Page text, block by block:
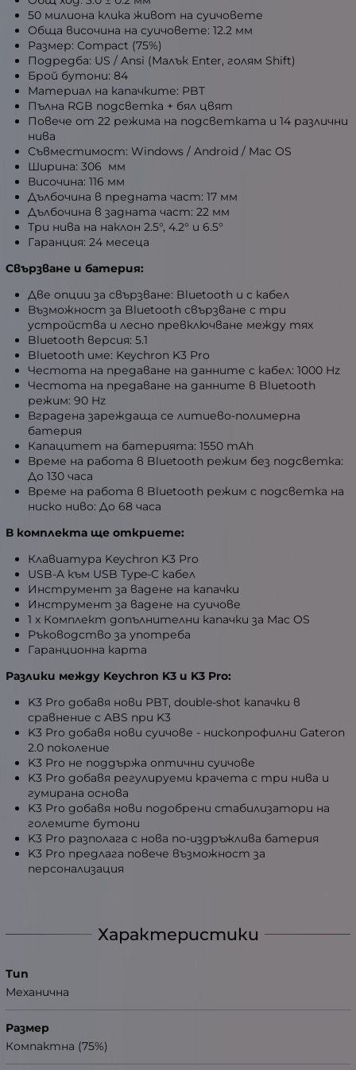
50 милиона клика живот на суичовете
Обща височина на суичовете: 12.2 мм
Размер: Compact (75%)
Подредба: US / Ansi (Малък Enter, голям Shift)
Брой бутони: 84
Материал на капачките: PBT
Пълна RGB подсветка + бял цвят
Повече от 22 режима на подсветката и 14 различни
нива
Съвместимост: Windows / Android / Mac OS
Ширина: 306 мм
Височина: 116 мм
Дълбочина в предната част: 17 мм
Дълбочина в задната част: 22 мм
Три нива на наклон 2.5°, 4.2° и 6.5°
Гаранция: 24 месеца
Свързване и батерия:
Две опции за свързване: Bluetooth и с кабел
Възможност за Bluetooth свързване с три
устройства и лесно превключване между тях
Bluetooth версия: 5.1
Bluetooth име: Keychron K3 Pro
Честота на предаване на данните с кабел: 1000 Hz
Честота на предаване на данните в Bluetooth
режим: 90 Hz
Вградена зареждаща се литиево-полимерна
батерия
Капацитет на батерията: 1550 mAh
Време на работа в Bluetooth режим без подсветка:
До 130 часа
Време на работа в Bluetooth режим с подсветка на
ниско ниво: До 68 часа
В комплекта ще откриете:
Клавиатура Keychron K3 Pro
USB-A към USB Type-C кабел
Инструмент за вадене на капачки
Инструмент за вадене на суичове
1 x Комплект допълнителни капачки за Mac OS
Ръководство за употреба
Гаранционна карта
Разлики между Keychron K3 и K3 Pro:
K3 Pro добавя нови PBT, double-shot капачки в
сравнение с ABS при K3
K3 Pro добавя нови суичове - нископрофилни Gateron
2.0 поколение
K3 Pro не поддържа оптични суичове
K3 Pro добавя регулируеми крачета с три нива и
гумирана основа
K3 Pro добавя нови подобрени стабилизатори на
големите бутони
K3 Pro разполага с нова по-издръжлива батерия
K3 Pro предлага повече възможност за
персонализация
Характеристики
Тип
Механична
Размер
Компактна (75%)